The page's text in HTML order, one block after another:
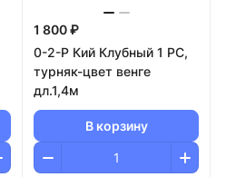
1 800 ₽
0-2-Р Кий Клубный 1 РС,
турняк-цвет венге
дл.1,4м
В корзину